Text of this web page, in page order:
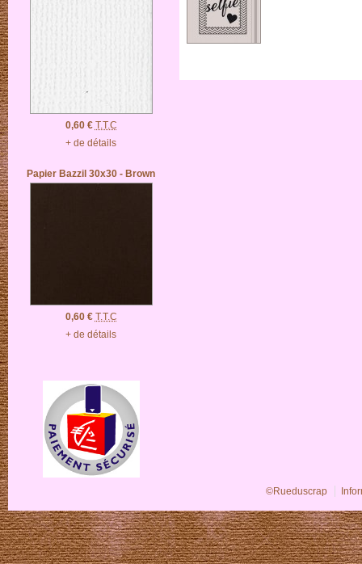
0,60 € T.T.C
+ de détails
Papier Bazzil 30x30 - Brown
0,60 € T.T.C
+ de détails
©Rueduscrap